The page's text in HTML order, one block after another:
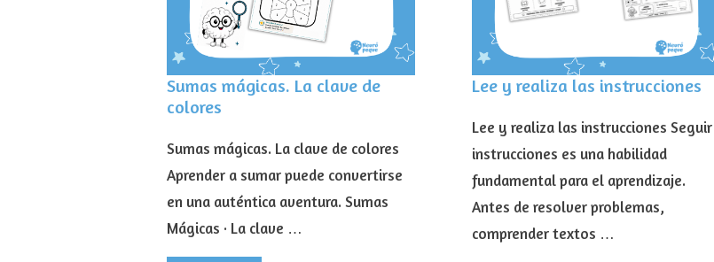
Sumas mágicas. La clave de
colores
Sumas mágicas. La clave de colores
Aprender a sumar puede convertirse
en una auténtica aventura. Sumas
Mágicas · La clave …
Lee y realiza las instrucciones
Lee y realiza las instrucciones Seguir
instrucciones es una habilidad
fundamental para el aprendizaje.
Antes de resolver problemas,
comprender textos …